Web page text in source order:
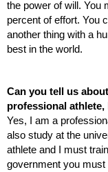
the power of will. You
percent of effort. You
another thing with a
best in the world.
Can you tell us
professional
Yes, I am a
also study at the
athlete and I must
government you must